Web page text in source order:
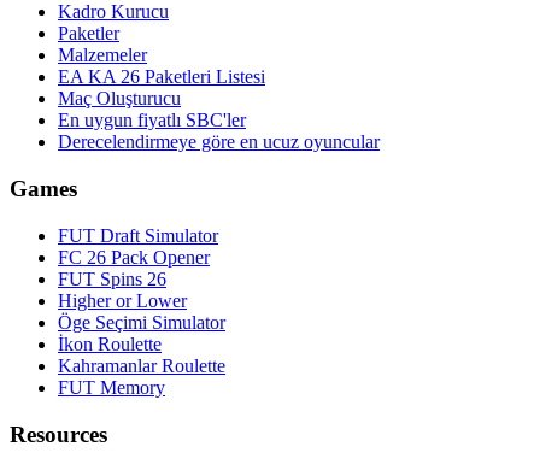
Kadro Kurucu
Paketler
Malzemeler
EA KA 26 Paketleri Listesi
Maç Oluşturucu
En uygun fiyatlı SBC'ler
Derecelendirmeye göre en ucuz oyuncular
Games
FUT Draft Simulator
FC 26 Pack Opener
FUT Spins 26
Higher or Lower
Öge Seçimi Simulator
İkon Roulette
Kahramanlar Roulette
FUT Memory
Resources